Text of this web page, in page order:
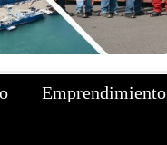
Emprendimiento